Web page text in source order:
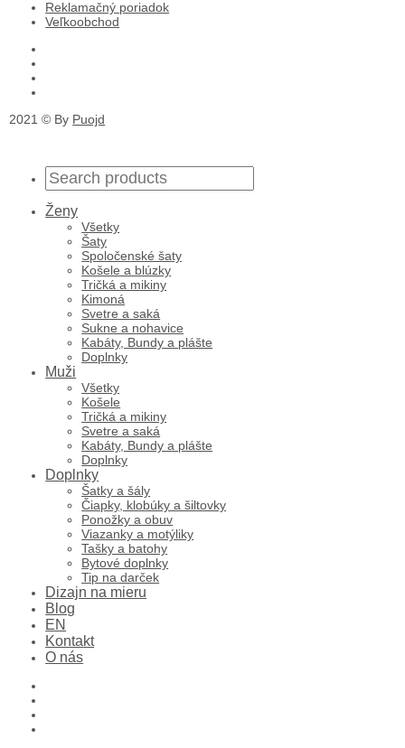
Reklamačný poriadok
Veľkoobchod
2021 © By Puojd
Ženy
Všetky
Šaty
Spoločenské šaty
Košele a blúzky
Tričká a mikiny
Kimoná
Svetre a saká
Sukne a nohavice
Kabáty, Bundy a plášte
Doplnky
Muži
Všetky
Košele
Tričká a mikiny
Svetre a saká
Kabáty, Bundy a plášte
Doplnky
Doplnky
Šatky a šály
Čiapky, klobúky a šiltovky
Ponožky a obuv
Viazanky a motýliky
Tašky a batohy
Bytové doplnky
Tip na darček
Dizajn na mieru
Blog
EN
Kontakt
O nás